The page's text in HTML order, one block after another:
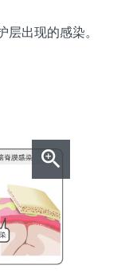
出现的感染。